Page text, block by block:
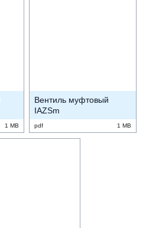
1 MB
Вентиль муфтовый
IAZSm
pdf 1 MB